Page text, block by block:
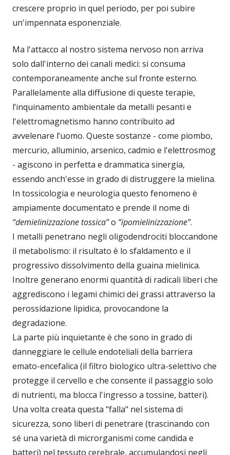
crescere proprio in quel periodo, per poi subire
un'impennata esponenziale.
Ma l'attacco al nostro sistema nervoso non arriva
solo dall'interno dei canali medici: si consuma
contemporaneamente anche sul fronte esterno.
Parallelamente alla diffusione di queste terapie,
l’inquinamento ambientale da metalli pesanti e
l'elettromagnetismo hanno contribuito ad
avvelenare l’uomo. Queste sostanze - come piombo,
mercurio, alluminio, arsenico, cadmio e l'elettrosmog
- agiscono in perfetta e drammatica sinergia,
essendo anch'esse in grado di distruggere la mielina.
In tossicologia e neurologia questo fenomeno è
ampiamente documentato e prende il nome di
“demielinizzazione tossica”o “ipomielinizzazione”.
I metalli penetrano negli oligodendrociti bloccandone
il metabolismo: il risultato è lo sfaldamento e il
progressivo dissolvimento della guaina mielinica.
Inoltre generano enormi quantità di radicali liberi che
aggrediscono i legami chimici dei grassi attraverso la
perossidazione lipidica, provocandone la
degradazione.
La parte più inquietante è che sono in grado di
danneggiare le cellule endoteliali della barriera
emato-encefalica (il filtro biologico ultra-selettivo che
protegge il cervello e che consente il passaggio solo
di nutrienti, ma blocca l'ingresso a tossine, batteri).
Una volta creata questa "falla" nel sistema di
sicurezza, sono liberi di penetrare (trascinando con
sé una varietà di microrganismi come candida e
batteri) nel tessuto cerebrale, accumulandosi negli